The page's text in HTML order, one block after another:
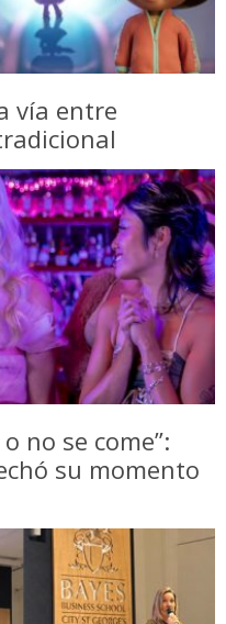
vía entre
no se come”:
su momento